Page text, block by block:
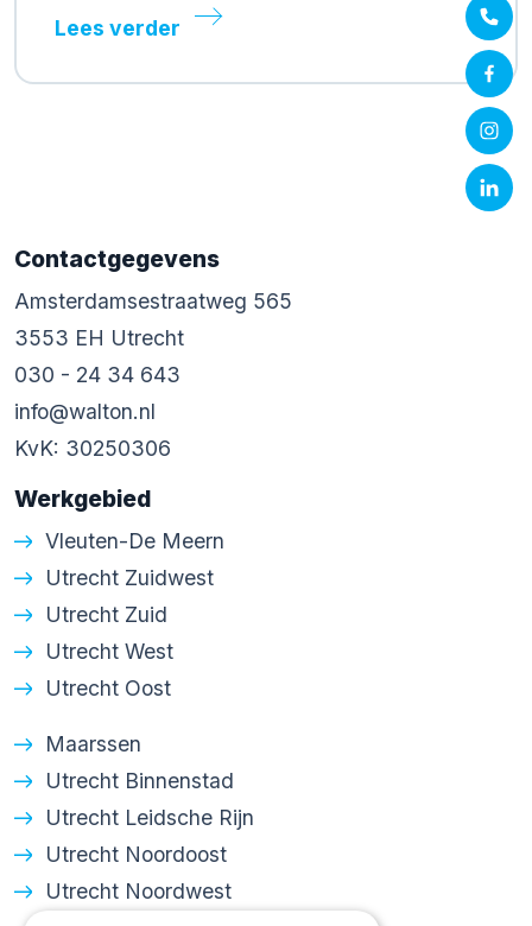
Lees verder
Contactgegevens
Amsterdamsestraatweg 565
3553 EH Utrecht
030 - 24 34 643
info@walton.nl
KvK: 30250306
Werkgebied
Vleuten-De Meern
Utrecht Zuidwest
Utrecht Zuid
Utrecht West
Utrecht Oost
Maarssen
Utrecht Binnenstad
Utrecht Leidsche Rijn
Utrecht Noordoost
Utrecht Noordwest